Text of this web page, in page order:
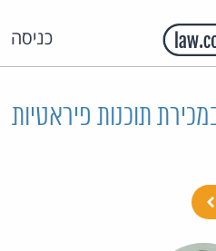
כניסה
תוכנות פיראטיות